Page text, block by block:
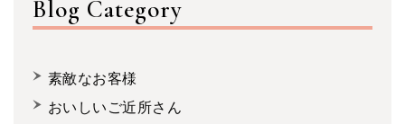
Blog Category
素敵なお客様
おいしいご近所さん